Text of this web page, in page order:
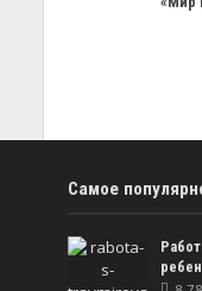
Самое